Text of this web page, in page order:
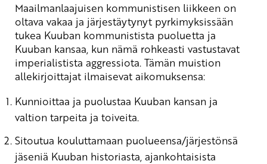
Maailmanlaajuisen kommunistisen liikkeen on
oltava vakaa ja järjestäytynyt pyrkimyksissään
tukea Kuuban kommunistista puoluetta ja
Kuuban kansaa, kun nämä rohkeasti vastustavat
imperialistista aggressiota. Tämän muistion
allekirjoittajat ilmaisevat aikomuksensa:
Kunnioittaa ja puolustaa Kuuban kansan ja
valtion tarpeita ja toiveita.
Sitoutua kouluttamaan puolueensa/järjestönsä
jäseniä Kuuban historiasta, ajankohtaisista